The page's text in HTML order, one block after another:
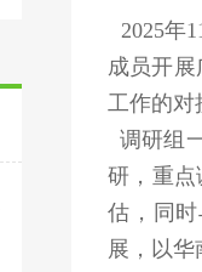
2025年
成员开
工作的对
调研组
研，重
估，同
展，以华